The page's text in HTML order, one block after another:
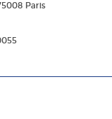
Paris